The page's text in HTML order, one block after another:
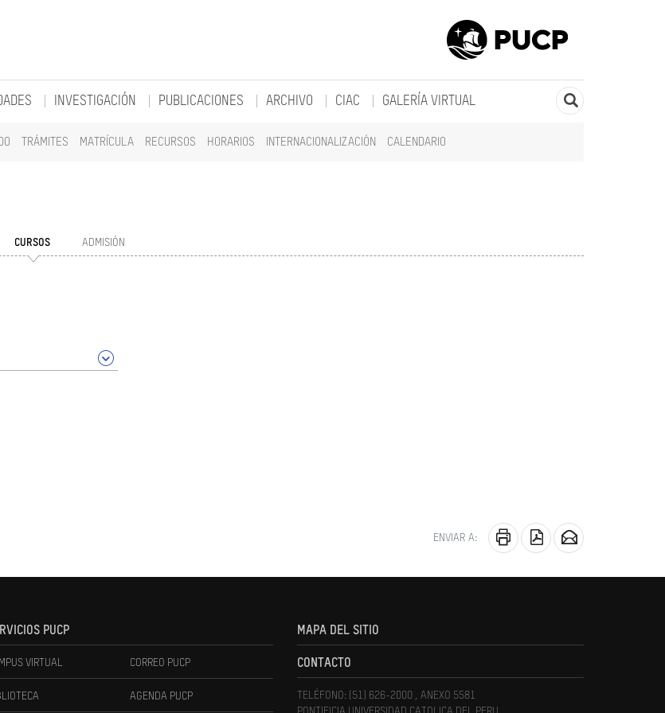
TRÁMITES MATRÍCULA RECURSOS HORARIOS INTERNACIONALIZACIÓN CALENDARIO
INVESTIGACIÓN PUBLICACIONES ARCHIVO CIAC GALERÍA VIRTUAL
CURSOS ADMISIÓN
ENVIAR A:
PUCP
VIRTUAL CORREO PUCP
AGENDA PUCP
MAPA DEL SITIO
CONTACTO
TELÉFONO: (51) 626-2000 , ANEXO 5581